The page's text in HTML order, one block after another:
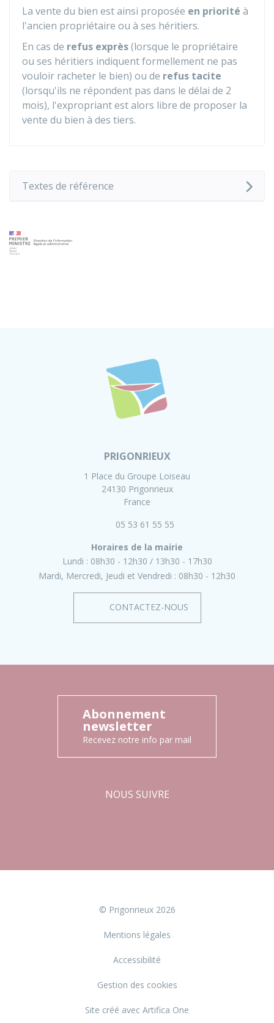
La vente du bien est ainsi proposée en priorité à
l'ancien propriétaire ou à ses héritiers.
En cas de refus exprès(lorsque le propriétaire
ou ses héritiers indiquent formellement ne pas
vouloir racheter le bien) ou de refus tacite
(lorsqu'ils ne répondent pas dans le délai de 2
mois), l'expropriant est alors libre de proposer la
vente du bien à des tiers.
Textes de référence
PRIGONRIEUX
1 Place du Groupe Loiseau
24130 Prigonrieux
France
05 53 61 55 55
Horaires de la mairie
Lundi : 08h30 - 12h30
13h30 - 17h30
Mardi, Mercredi, Jeudi et Vendredi : 08h30 - 12h30
CONTACTEZ-NOUS
Abonnement
newsletter
Recevez notre info par mail
NOUS SUIVRE
© Prigonrieux 2026
Mentions légales
Accessibilité
Gestion des cookies
Site créé avec Artifica One